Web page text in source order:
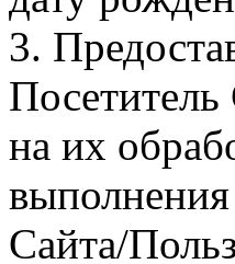
3.
Посетитель
на их
Сайта/